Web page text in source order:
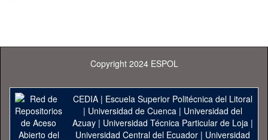
Copyright 2024 ESPOL
CEDIA| Escuela Superior Politécnica del Litoral
| Universidad de Cuenca| Universidad del
Azuay| Universidad Técnica Particular de Loja|
Universidad Central del Ecuador| Universidad